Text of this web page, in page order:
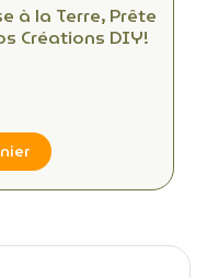
à la Terre, Prête
Créations DIY!